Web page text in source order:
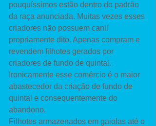
pouquíssimos estão dentro do padrão
da raça anunciada. Muitas vezes esses
criadores não possuem canil
propriamente dito. Apenas compram e
revendem filhotes gerados por
criadores de fundo de quintal.
Ironicamente esse comércio é o maior
abastecedor da criação de fundo de
quintal e consequentemente do
abandono.
Filhotes armazenados em gaiolas até o